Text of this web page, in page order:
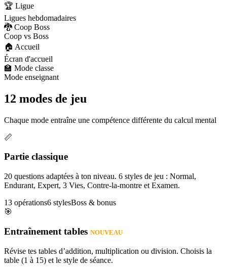
🏆 Ligue
Ligues hebdomadaires
🐉 Coop Boss
Coop vs Boss
🏠 Accueil
Écran d'accueil
🏫 Mode classe
Mode enseignant
12 modes de jeu
Chaque mode entraîne une compétence différente du calcul mental
📏
Partie classique
20 questions adaptées à ton niveau. 6 styles de jeu : Normal,
Endurant, Expert, 3 Vies, Contre-la-montre et Examen.
13 opérations6 stylesBoss & bonus
🎯
Entraînement tables NOUVEAU
Révise tes tables d’addition, multiplication ou division. Choisis la
table (1 à 15) et le style de séance.